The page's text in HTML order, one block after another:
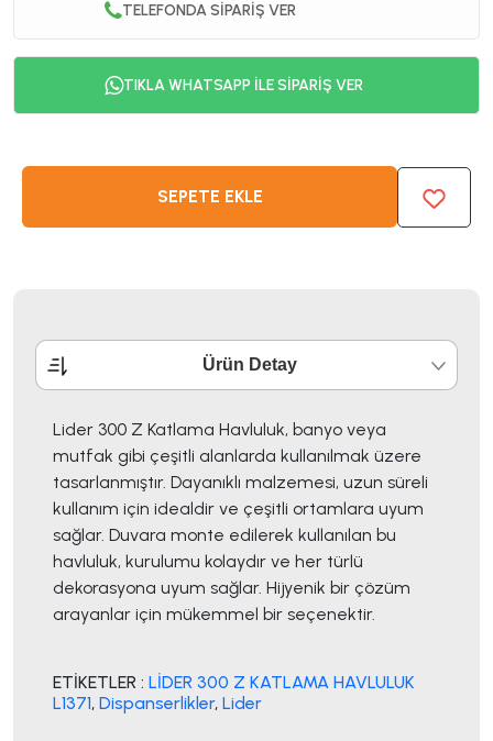
TELEFONDA SİPARİŞ VER
TIKLA WHATSAPP İLE SİPARİŞ VER
SEPETE EKLE
Ürün Detay
Lider 300 Z Katlama Havluluk, banyo veya
mutfak gibi çeşitli alanlarda kullanılmak üzere
tasarlanmıştır. Dayanıklı malzemesi, uzun süreli
kullanım için idealdir ve çeşitli ortamlara uyum
sağlar. Duvara monte edilerek kullanılan bu
havluluk, kurulumu kolaydır ve her türlü
dekorasyona uyum sağlar. Hijyenik bir çözüm
arayanlar için mükemmel bir seçenektir.
ETİKETLER : LİDER 300 Z KATLAMA HAVLULUK
L1371, Dispanserlikler, Lider